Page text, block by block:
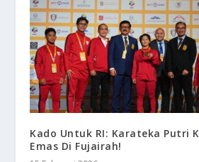
Kado Untuk RI: Karateka Putri
Emas Di Fujairah!